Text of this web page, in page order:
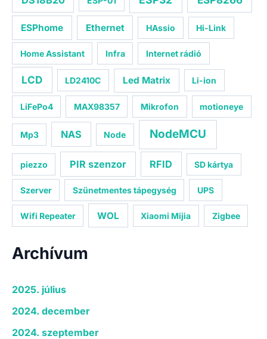
ESPhome Ethernet HAssio Hi-Link
Home Assistant Infra Internet rádió
LCD LD2410C Led Matrix Li-ion
LiFePo4 MAX98357 Mikrofon motioneye
Mp3 NAS Node NodeMCU
piezzo PIR szenzor RFID SD kártya
Szerver Szünetmentes tápegység UPS
Wifi Repeater WOL Xiaomi Mijia Zigbee
Archívum
2025. július
2024. december
2024. szeptember